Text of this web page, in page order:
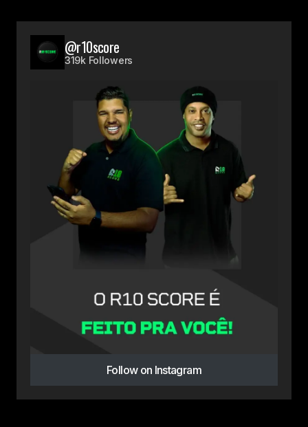
@r10score
319k Followers
Follow on Instagram